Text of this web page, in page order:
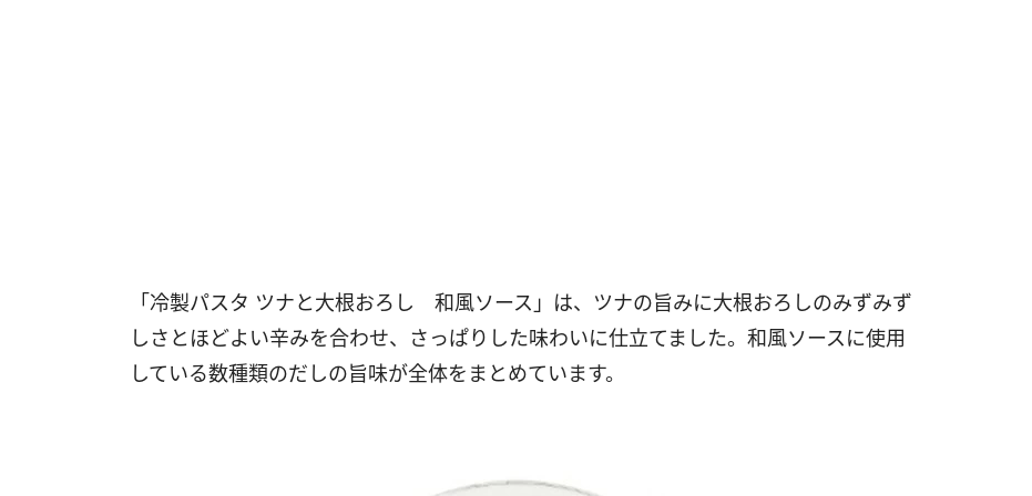
「冷製パスタ ツナと大根おろし 和風ソース」は、ツナの旨みに大根おろしのみずみず
しさとほどよい辛みを合わせ、さっぱりした味わいに仕立てました。和風ソースに使用
している数種類のだしの旨味が全体をまとめています。